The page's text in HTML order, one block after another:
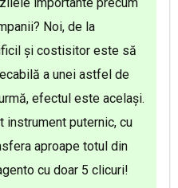
Noi, de la
și costisitor este să
a unei astfel de
efectul este același.
instrument puternic, cu
aproape totul din
cu doar 5 clicuri!